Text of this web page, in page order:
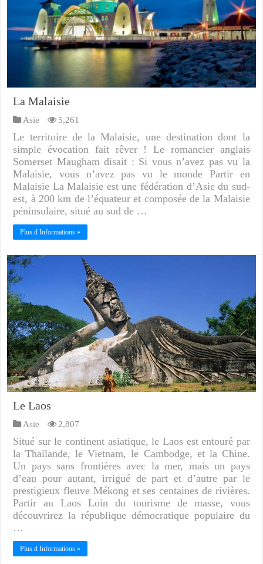
La Malaisie
Asie 5,261
Le territoire de la Malaisie, une destination dont la
simple évocation fait rêver ! Le romancier anglais
Somerset Maugham disait : Si vous n’avez pas vu la
Malaisie, vous n’avez pas vu le monde Partir en
Malaisie La Malaisie est une fédération d’Asie du sud-
est, à 200 km de l’équateur et composée de la Malaisie
péninsulaire, situé au sud de …
Plus d Informations »
Le Laos
Asie 2,807
Situé sur le continent asiatique, le Laos est entouré par
la Thaïlande, le Vietnam, le Cambodge, et la Chine.
Un pays sans frontières avec la mer, mais un pays
d’eau pour autant, irrigué de part et d’autre par le
prestigieux fleuve Mékong et ses centaines de rivières.
Partir au Laos Loin du tourisme de masse, vous
découvrirez la république démocratique populaire du
…
Plus d Informations »